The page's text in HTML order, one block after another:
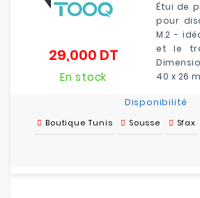
Étui de
pour
M.2 -
et le
40 x 26
29,000 DTPrix
En stock
Disponibilité
Boutique Tunis Sousse Sfax